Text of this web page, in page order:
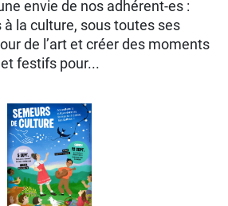
envie de nos adhérent-es :
la culture, sous toutes ses
de l’art et créer des moments
festifs pour...